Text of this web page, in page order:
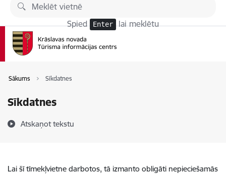
Pāriet uz lapas saturu
Spied Enter lai meklētu
Sākums Sīkdatnes
Sīkdatnes
Atskaņot tekstu
Lai šī tīmekļvietne darbotos, tā izmanto obligāti nepieciešamās